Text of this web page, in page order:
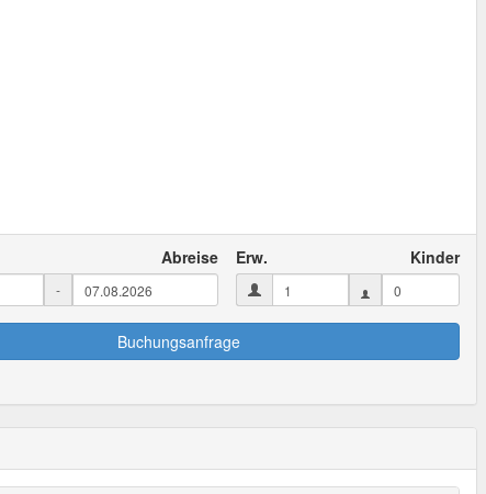
Abreise
-
Erw. Kinder
Buchungsanfrage